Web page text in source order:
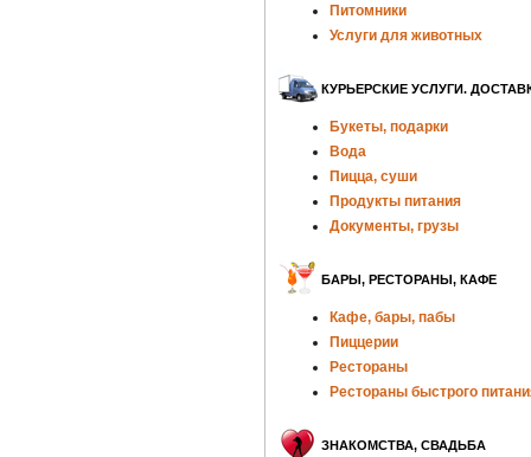
Питомники
Услуги для животных
КУРЬЕРСКИЕ УСЛУГИ.
Букеты, подарки
Вода
Пицца, суши
Продукты питания
Документы, грузы
БАРЫ, РЕСТОРАНЫ, КАФЕ
Кафе, бары, пабы
Пиццерии
Рестораны
Рестораны быстрого
ЗНАКОМСТВА, СВАДЬБА